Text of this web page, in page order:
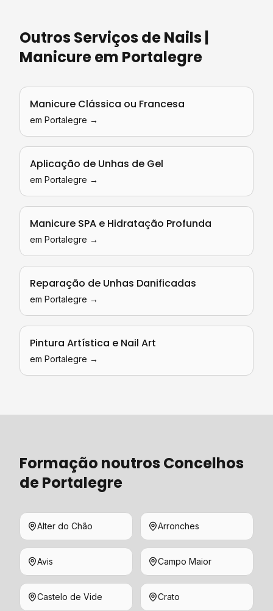
Outros Serviços deNails |
Manicureem Portalegre
Manicure Clássica ou Francesa
em Portalegre →
Aplicação de Unhas de Gel
em Portalegre →
Manicure SPA e Hidratação Profunda
em Portalegre →
Reparação de Unhas Danificadas
em Portalegre →
Pintura Artística e Nail Art
em Portalegre →
Formação noutros Concelhos
dePortalegre
Alter do Chão Arronches
Avis Campo Maior
Castelo de Vide Crato